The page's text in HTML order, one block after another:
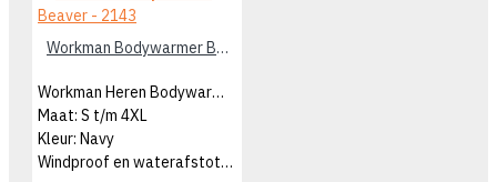
Workman Bodywarmer Beaver - 2143
Workman Heren Bodywarmer
Maat: S t/m 4XL
Kleur: Navy
Windproof en waterafstotend